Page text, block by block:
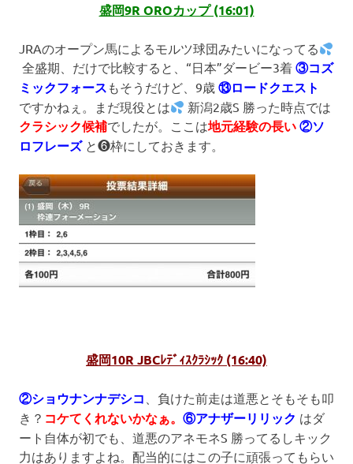
盛岡9R OROカップ (16:01)
JRAのオープン馬によるモルツ球団みたいになってる
全盛期、だけで比較すると、“日本”ダービー3着 ③コズ
ミックフォース もそうだけど、9歳 ⑬ロードクエスト
ですかねぇ。まだ現役とは 新潟2歳S 勝った時点では
クラシック候補でしたが。ここは地元経験の長い②ソ
ロフレーズと❻枠にしておきます。
盛岡10R JBCﾚﾃﾞｨｽｸﾗｼｯｸ (16:40)
②ショウナンナデシコ 、負けた前走は道悪とそもそも叩
き？ コケてくれないかなぁ。 ⑥アナザーリリック はダ
ート自体が初でも、道悪のアネモネS 勝ってるしキック
力はありますよね。配当的にはこの子に頑張ってもらい